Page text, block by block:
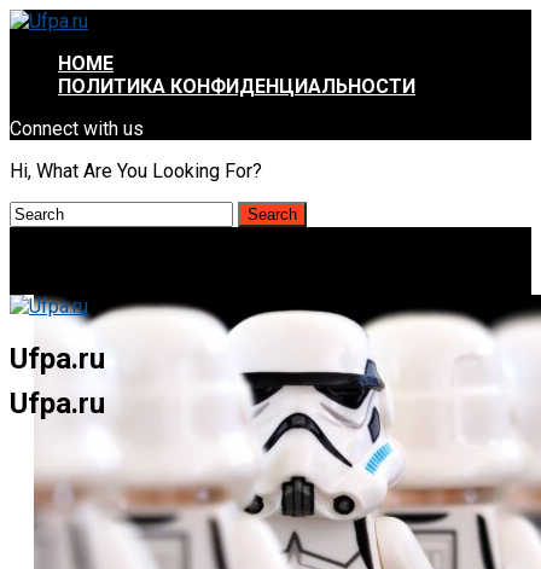
HOME
ПОЛИТИКА КОНФИДЕНЦИАЛЬНОСТИ
Connect with us
Hi, What Are You Looking For?
Ufpa.ru
Ufpa.ru